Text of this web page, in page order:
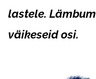
lastele.
väikeseid osi.